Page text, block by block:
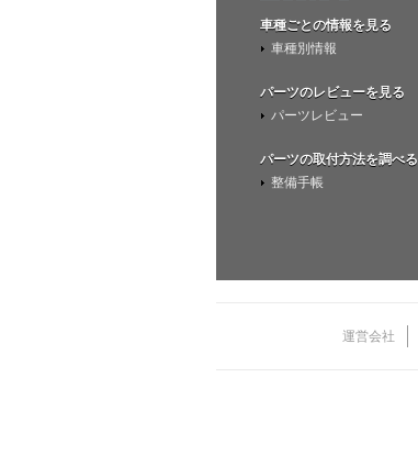
車種ごとの情報を見る
車種別情報
パーツのレビューを見る
パーツレビュー
パーツの取付方法を調べる
整備手帳
運営会社